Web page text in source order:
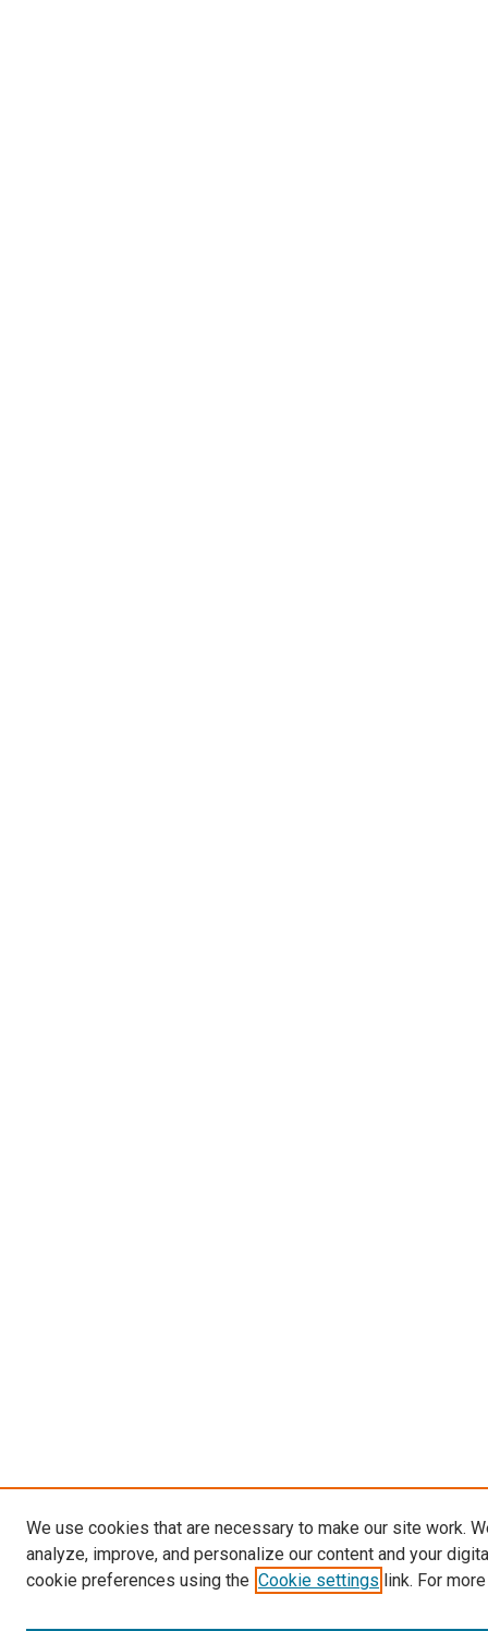
We use cookies that are necessary to make our site work.
analyze, improve, and personalize our content and your
cookie preferences using the Cookie settings link. For